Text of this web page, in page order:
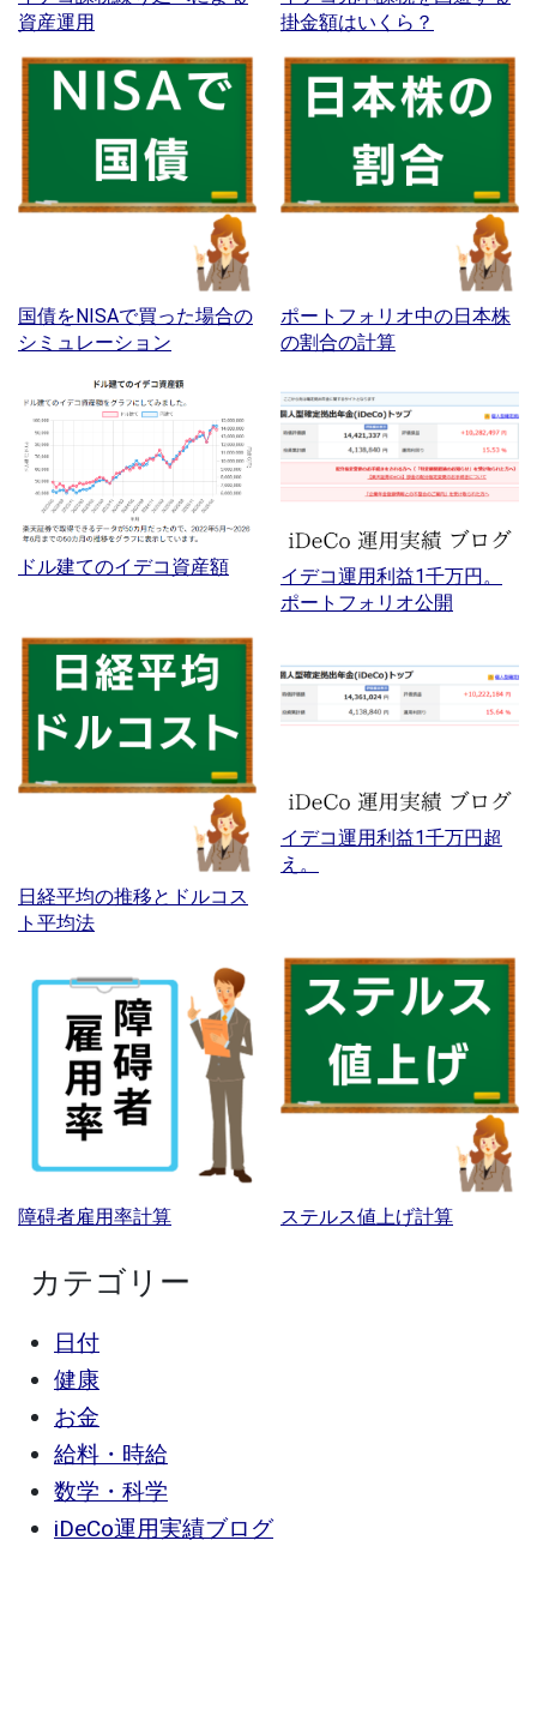
資産運用
掛金額はいくら？
国債をNISAで買った場合の
シミュレーション
ポートフォリオ中の日本株
の割合の計算
ドル建てのイデコ資産額
イデコ運用利益1千万円。
ポートフォリオ公開
日経平均の推移とドルコス
ト平均法
イデコ運用利益1千万円超
え。
障碍者雇用率計算 ステルス値上げ計算
カテゴリー
日付
健康
お金
給料・時給
数学・科学
iDeCo運用実績ブログ